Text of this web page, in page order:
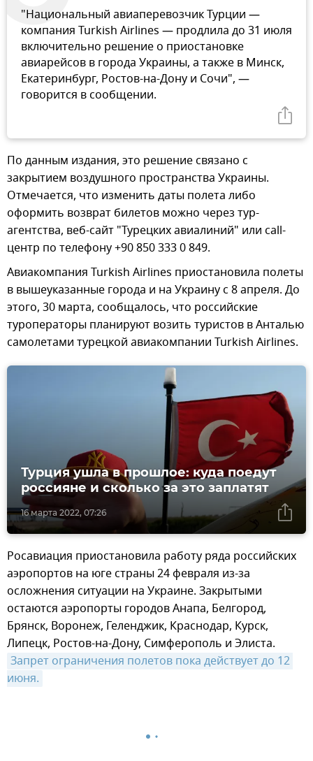
"Национальный авиаперевозчик Турции —
компания Turkish Airlines — продлила до 31 июля
включительно решение о приостановке
авиарейсов в города Украины, а также в Минск,
Екатеринбург, Ростов-на-Дону и Сочи", —
говорится в сообщении.
По данным издания, это решение связано с
закрытием воздушного пространства Украины.
Отмечается, что изменить даты полета либо
оформить возврат билетов можно через тур-
агентства, веб-сайт "Турецких авиалиний" или call-
центр по телефону +90 850 333 0 849.
Авиакомпания Turkish Airlines приостановила полеты
в вышеуказанные города и на Украину с 8 апреля. До
этого, 30 марта, сообщалось, что российские
туроператоры планируют возить туристов в Анталью
самолетами турецкой авиакомпании Turkish Airlines.
16 марта 2022, 07:26
Турция ушла в прошлое: куда поедут
россияне и сколько за это заплатят
Росавиация приостановила работу ряда российских
аэропортов на юге страны 24 февраля из-за
осложнения ситуации на Украине. Закрытыми
остаются аэропорты городов Анапа, Белгород,
Брянск, Воронеж, Геленджик, Краснодар, Курск,
Липецк, Ростов-на-Дону, Симферополь и Элиста.
Запрет ограничения полетов пока действует до 12
июня.